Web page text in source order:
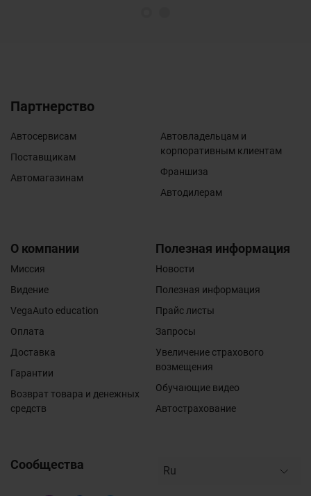
Партнерство
Автосервисам
Поставщикам
Автомагазинам
Автовладельцам и
корпоративным клиентам
Франшиза
Автодилерам
О компании
Миссия
Видение
VegaAuto education
Оплата
Доставка
Гарантии
Возврат товара и денежных
средств
Полезная информация
Новости
Полезная информация
Прайс листы
Запросы
Увеличение страхового
возмещения
Обучающие видео
Автострахование
Сообщества